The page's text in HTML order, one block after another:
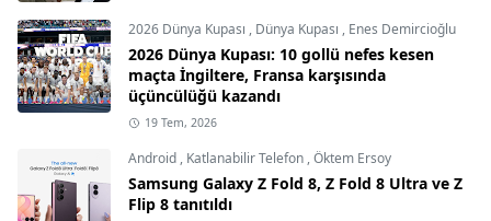
2026 Dünya Kupası , Dünya Kupası , Enes Demircioğlu
2026 Dünya Kupası: 10 gollü nefes kesen
maçta İngiltere, Fransa karşısında
üçüncülüğü kazandı
19 Tem, 2026
Android , Katlanabilir Telefon ,Öktem Ersoy
Samsung Galaxy Z Fold 8, Z Fold 8 Ultra ve Z
Flip 8 tanıtıldı